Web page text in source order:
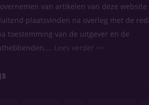
van artikelen van deze website
plaatsvinden na overleg met de
toestemming van de uitgever en de
Lees verder >>